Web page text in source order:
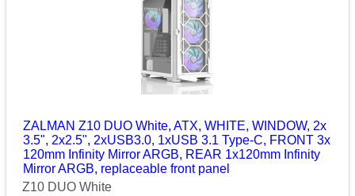
ZALMAN Z10 DUO White, ATX, WHITE, WINDOW, 2x
3.5", 2x2.5", 2xUSB3.0, 1xUSB 3.1 Type-C, FRONT 3x
120mm Infinity Mirror ARGB, REAR 1x120mm Infinity
Mirror ARGB, replaceable front panel
Z10 DUO White